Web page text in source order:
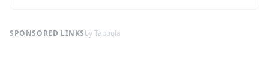
SPONSORED LINKSby Taboola